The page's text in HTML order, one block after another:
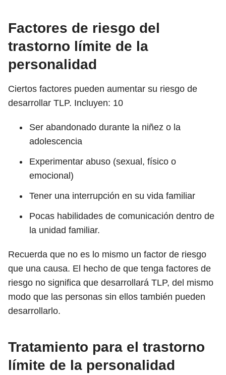
Factores de riesgo del
trastorno límite de la
personalidad
Ciertos factores pueden aumentar su riesgo de
desarrollar TLP. Incluyen: 10
Ser abandonado durante la niñez o la
adolescencia
Experimentar abuso (sexual, físico o
emocional)
Tener una interrupción en su vida familiar
Pocas habilidades de comunicación dentro de
la unidad familiar.
Recuerda que no es lo mismo un factor de riesgo
que una causa. El hecho de que tenga factores de
riesgo no significa que desarrollará TLP, del mismo
modo que las personas sin ellos también pueden
desarrollarlo.
Tratamiento para el trastorno
límite de la personalidad